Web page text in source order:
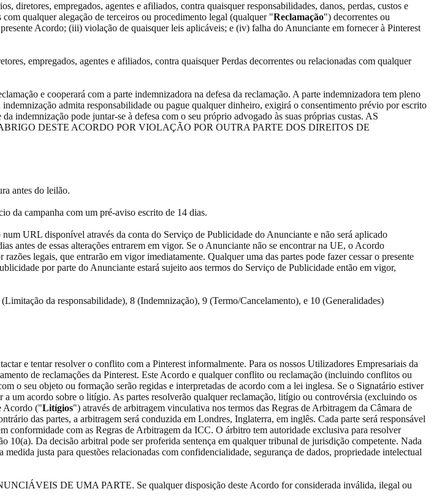
diretores, empregados, agentes e afiliados, contra quaisquer responsabilidades, danos, perdas, custos e
qualquer alegação de terceiros ou procedimento legal (qualquer "Reclamação") decorrentes ou
Acordo; (iii) violação de quaisquer leis aplicáveis; e (iv) falha do Anunciante em fornecer à Pinterest
empregados, agentes e afiliados, contra quaisquer Perdas decorrentes ou relacionadas com qualquer
e cooperará com a parte indemnizadora na defesa da reclamação. A parte indemnizadora tem pleno
admita responsabilidade ou pague qualquer dinheiro, exigirá o consentimento prévio por escrito
indemnização pode juntar-se à defesa com o seu próprio advogado às suas próprias custas. AS
DESTE ACORDO POR VIOLAÇÃO POR OUTRA PARTE DOS DIREITOS DE
antes do leilão.
da campanha com um pré-aviso escrito de 14 dias.
URL disponível através da conta do Serviço de Publicidade do Anunciante e não será aplicado
antes de essas alterações entrarem em vigor. Se o Anunciante não se encontrar na UE, o Acordo
legais, que entrarão em vigor imediatamente. Qualquer uma das partes pode fazer cessar o presente
por parte do Anunciante estará sujeito aos termos do Serviço de Publicidade então em vigor,
da responsabilidade), 8 (Indemnização), 9 (Termo/Cancelamento), e 10 (Generalidades)
e tentar resolver o conflito com a Pinterest informalmente. Para os nossos Utilizadores Empresariais da
de reclamações da Pinterest. Este Acordo e qualquer conflito ou reclamação (incluindo conflitos ou
o seu objeto ou formação serão regidas e interpretadas de acordo com a lei inglesa. Se o Signatário estiver
um acordo sobre o litígio. As partes resolverão qualquer reclamação, litígio ou controvérsia (excluindo os
Acordo ("Litígios") através de arbitragem vinculativa nos termos das Regras de Arbitragem da Câmara de
das partes, a arbitragem será conduzida em Londres, Inglaterra, em inglês. Cada parte será responsável
conformidade com as Regras de Arbitragem da ICC. O árbitro tem autoridade exclusiva para resolver
Da decisão arbitral pode ser proferida sentença em qualquer tribunal de jurisdição competente. Nada
justa para questões relacionadas com confidencialidade, segurança de dados, propriedade intelectual
DE UMA PARTE. Se qualquer disposição deste Acordo for considerada inválida, ilegal ou